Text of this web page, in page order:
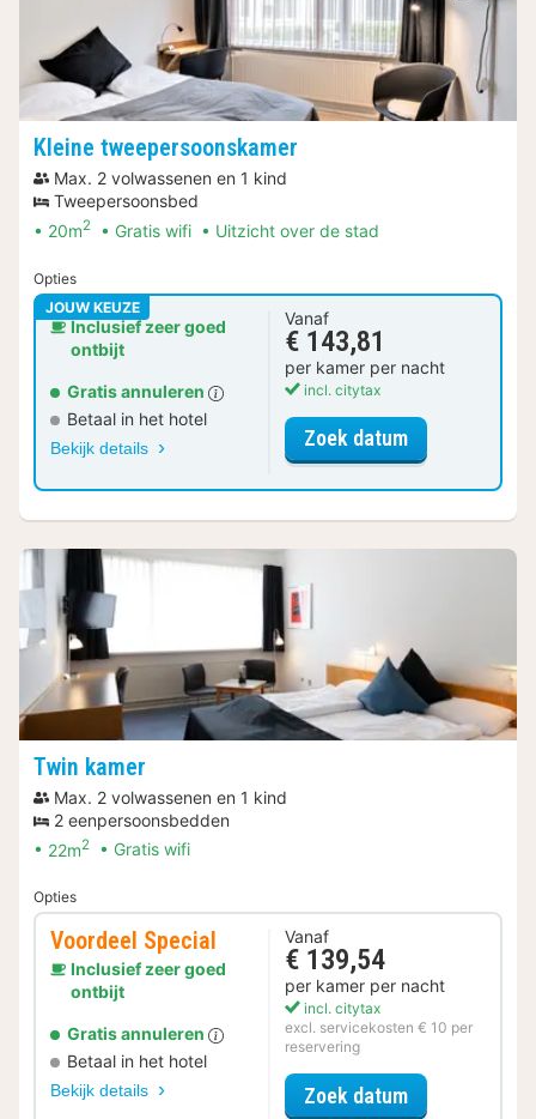
Kleine tweepersoonskamer
Max. 2 volwassenen en 1 kind
Tweepersoonsbed
20m2 Gratis wifi Uitzicht over de stad
Opties
JOUW KEUZE
Inclusief zeer goed
ontbijt
Gratis annuleren
Betaal in het hotel
Bekijk details
Vanaf
€ 143,81
per kamer per nacht
incl. citytax
Zoek datumvoor Kleine
Twin kamer
Max. 2 volwassenen en 1 kind
2 eenpersoonsbedden
22m2 Gratis wifi
Opties
Voordeel Special
Inclusief zeer goed
ontbijt
Gratis annuleren
Betaal in het hotel
Bekijk details
Vanaf
€ 139,54
per kamer per nacht
incl. citytax
excl. servicekosten € 10 per
reservering
Zoek datumvoor Voordeel